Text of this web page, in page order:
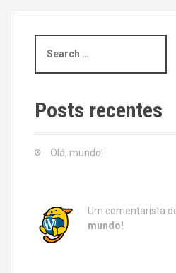
a
c
h
Posts recentes
Olá, mundo!
Um comentarista
mundo!